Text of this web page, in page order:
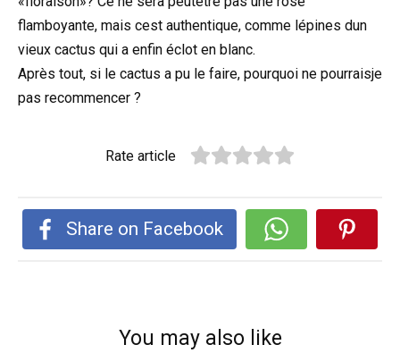
flamboyante, mais cest authentique, comme lépines dun
vieux cactus qui a enfin éclot en blanc.
Après tout, si le cactus a pu le faire, pourquoi ne pourraisje
pas recommencer ?
Rate article
Share on Facebook
You may also like